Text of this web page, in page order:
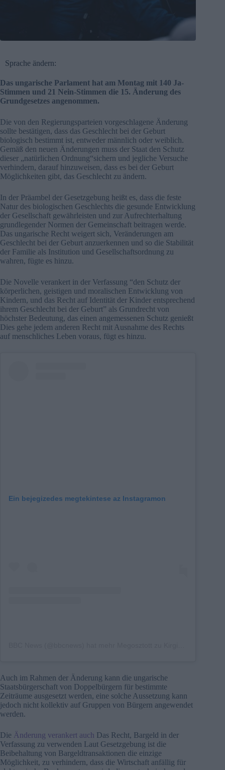
Sprache ändern:
Das ungarische Parlament hat am Montag mit 140 Ja-
Stimmen und 21 Nein-Stimmen die 15. Änderung des
Grundgesetzes angenommen.
Die von den Regierungsparteien vorgeschlagene Änderung
sollte bestätigen, dass das Geschlecht bei der Geburt
biologisch bestimmt ist, entweder männlich oder weiblich.
Gemäß den neuen Änderungen muss der Staat den Schutz
dieser „natürlichen Ordnung“sichern und jegliche Versuche
verhindern, darauf hinzuweisen, dass es bei der Geburt
Möglichkeiten gibt, das Geschlecht zu ändern.
In der Präambel der Gesetzgebung heißt es, dass die feste
Natur des biologischen Geschlechts die gesunde Entwicklung
der Gesellschaft gewährleisten und zur Aufrechterhaltung
grundlegender Normen der Gemeinschaft beitragen werde.
Das ungarische Recht weigert sich, Veränderungen am
Geschlecht bei der Geburt anzuerkennen und so die Stabilität
der Familie als Institution und Gesellschaftsordnung zu
wahren, fügte es hinzu.
Die Novelle verankert in der Verfassung “den Schutz der
körperlichen, geistigen und moralischen Entwicklung von
Kindern, und das Recht auf Identität der Kinder entsprechend
ihrem Geschlecht bei der Geburt” als Grundrecht von
höchster Bedeutung, das einen angemessenen Schutz genießt
Dies gehe jedem anderen Recht mit Ausnahme des Rechts
auf menschliches Leben voraus, fügt es hinzu.
Ein bejegizedes megtekintese az Instagramon
Auch im Rahmen der Änderung kann die ungarische
Staatsbürgerschaft von Doppelbürgern für bestimmte
Zeiträume ausgesetzt werden, eine solche Aussetzung kann
jedoch nicht kollektiv auf Gruppen von Bürgern angewendet
werden.
Die Änderung verankert auch Das Recht, Bargeld in der
Verfassung zu verwenden Laut Gesetzgebung ist die
Beibehaltung von Bargeldtransaktionen die einzige
Möglichkeit, zu verhindern, dass die Wirtschaft anfällig für